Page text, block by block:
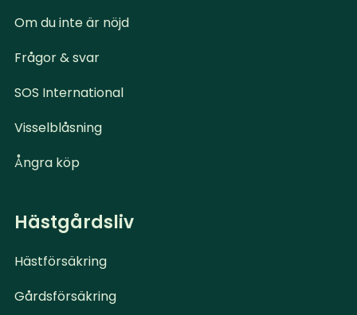
Om du inte är nöjd
Frågor & svar
SOS International
Visselblåsning
Ångra köp
Hästgårdsliv
Hästförsäkring
Gårdsförsäkring